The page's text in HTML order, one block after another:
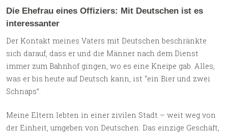
Die Ehefrau eines Offiziers: Mit Deutschen ist es
interessanter
Der Kontakt meines Vaters mit Deutschen beschränkte
sich darauf, dass er und die Männer nach dem Dienst
immer zum Bahnhof gingen, wo es eine Kneipe gab. Alles,
was er bis heute auf Deutsch kann, ist “ein Bier und zwei
Schnaps”.
Meine Eltern lebten in einer zivilen Stadt – weit weg von
der Einheit, umgeben von Deutschen. Das einzige Geschäft,